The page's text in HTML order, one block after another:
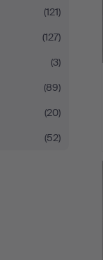
(121)
(127)
(3)
(89)
(20)
(52)